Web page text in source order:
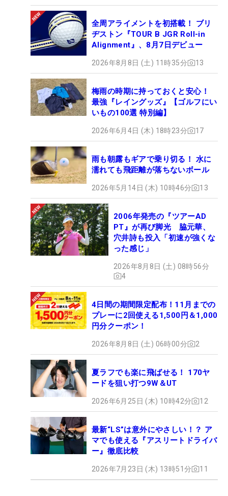
全周アライメントを初搭載！ ブリ
ヂストン『TOUR B JGR Roll-in
Alignment』、8月7日デビュー
2026年8月8日 (土) 11時35分 13
梅雨の時期に持っておくと安心！
最強『レイングッズ』【ゴルフにい
いもの100選 特別編】
2026年6月4日 (木) 18時23分 17
雨も朝露もギアで乗り切る！ 水に
濡れても飛距離が落ちないボール
2026年5月14日 (木) 10時46分 13
2006年発売の『ツアーAD
PT』が再び脚光 脇元華、
穴井詩も投入「初速が強くな
った感じ」
2026年8月8日 (土) 08時56分
4
4日間の期間限定配布！11月までの
プレーに2回使える1,500円＆1,000
円分クーポン！
2026年8月8日 (土) 06時00分 2
夏ラフでも楽に飛ばせる！ 170ヤ
ードを狙い打つ9W＆UT
2026年6月25日 (木) 10時42分 12
最新“LS”は意外にやさしい！？ ア
マでも使える『アスリートドライバ
ー』徹底比較
2026年7月23日 (木) 13時51分 11